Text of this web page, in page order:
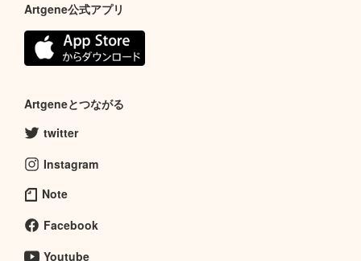
Artgene公式アプリ
Artgeneとつながる
twitter
Instagram
Note
Facebook
Youtube